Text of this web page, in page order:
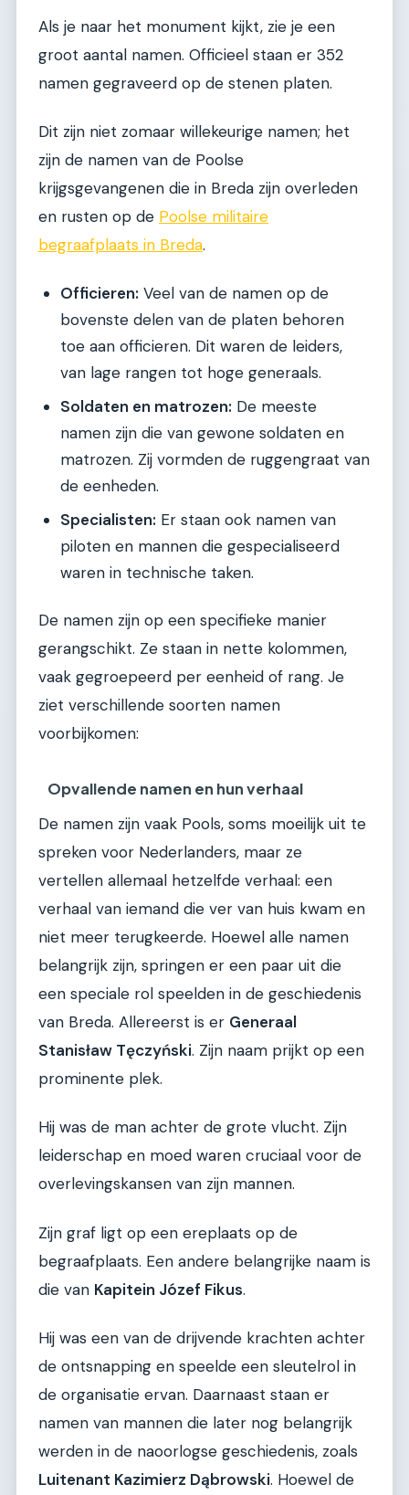
Als je naar het monument kijkt, zie je een
groot aantal namen. Officieel staan er 352
namen gegraveerd op de stenen platen.
Dit zijn niet zomaar willekeurige namen; het
zijn de namen van de Poolse
krijgsgevangenen die in Breda zijn overleden
en rusten op de Poolse militaire
begraafplaats in Breda.
Officieren: Veel van de namen op de
bovenste delen van de platen behoren
toe aan officieren. Dit waren de leiders,
van lage rangen tot hoge generaals.
Soldaten en matrozen: De meeste
namen zijn die van gewone soldaten en
matrozen. Zij vormden de ruggengraat van
de eenheden.
Specialisten: Er staan ook namen van
piloten en mannen die gespecialiseerd
waren in technische taken.
De namen zijn op een specifieke manier
gerangschikt. Ze staan in nette kolommen,
vaak gegroepeerd per eenheid of rang. Je
ziet verschillende soorten namen
voorbijkomen:
Opvallende namen en hun verhaal
De namen zijn vaak Pools, soms moeilijk uit te
spreken voor Nederlanders, maar ze
vertellen allemaal hetzelfde verhaal: een
verhaal van iemand die ver van huis kwam en
niet meer terugkeerde. Hoewel alle namen
belangrijk zijn, springen er een paar uit die
een speciale rol speelden in de geschiedenis
van Breda. Allereerst is er Generaal
Stanisław Tęczyński. Zijn naam prijkt op een
prominente plek.
Hij was de man achter de grote vlucht. Zijn
leiderschap en moed waren cruciaal voor de
overlevingskansen van zijn mannen.
Zijn graf ligt op een ereplaats op de
begraafplaats. Een andere belangrijke naam is
die van Kapitein Józef Fikus.
Hij was een van de drijvende krachten achter
de ontsnapping en speelde een sleutelrol in
de organisatie ervan. Daarnaast staan er
namen van mannen die later nog belangrijk
werden in de naoorlogse geschiedenis, zoals
Luitenant Kazimierz Dąbrowski. Hoewel de